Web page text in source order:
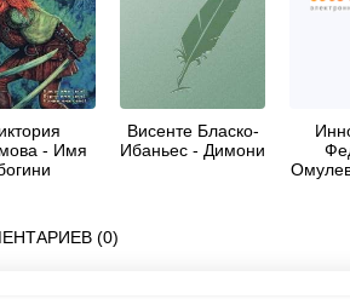
- Имя
Висенте Бласко-
Ибаньес - Димони
(0)